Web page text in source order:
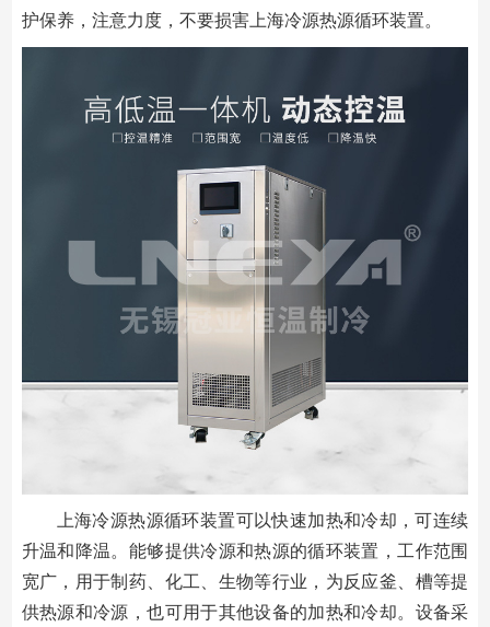
护保养，注意力度，不要损害上海冷源热源循环装置。
上海冷源热源循环装置可以快速加热和冷却，可连续
升温和降温。能够提供冷源和热源的循环装置，工作范围
宽广，用于制药、化工、生物等行业，为反应釜、槽等提
供热源和冷源，也可用于其他设备的加热和冷却。设备采